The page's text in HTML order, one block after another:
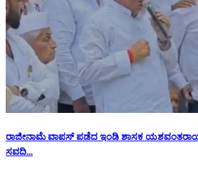
ರಾಜೀನಾಮೆ ವಾಪಸ್ ಪಡೆದ ಇಂಡಿ ಶಾಸಕ
ಸವದಿ...